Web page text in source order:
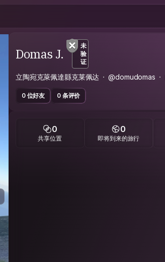
Domas J.
未
验
证
立陶宛克萊佩達縣克莱佩达 @domudomas
0 位好友 0 条评价
0
共享位置
0
即将到来的旅行